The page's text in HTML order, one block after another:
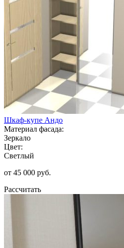
Шкаф-купе Андо
Материал фасада:
Зеркало
Цвет:
Светлый
от 45 000 руб.
Рассчитать